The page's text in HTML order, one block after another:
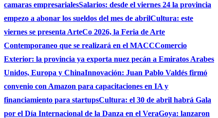
camaras empresarialesSalarios: desde el viernes 24 la provincia
empezo a abonar los sueldos del mes de abrilCultura: este
viernes se presenta ArteCo 2026, la Feria de Arte
Contemporaneo que se realizará en el MACCComercio
Exterior: la provincia ya exporta nuez pecán a Emiratos Arabes
Unidos, Europa y ChinaInnovación: Juan Pablo Valdés firmó
convenio con Amazon para capacitaciones en IA y
financiamiento para startupsCultura: el 30 de abril habrá Gala
por el Día Internacional de la Danza en el VeraGoya: lanzaron